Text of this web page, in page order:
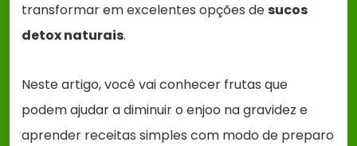
transformar em excelentes opções desucos
detox naturais.
Neste artigo, você vai conhecer frutas que
podem ajudar a diminuir o enjoo na gravidez e
aprender receitas simples com modo de preparo